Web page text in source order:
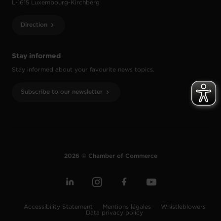
Stay informed
Stay informed about your favourite news topics.
Subscribe to our newsletter
L-1615 Luxembourg-Kirchberg
Direction
2026 © Chamber of Commerce
Accessibility Statement Mentions légales
Whistleblowers
Data privacy policy